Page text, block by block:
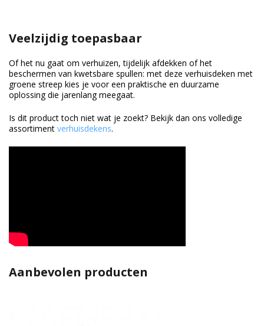
Veelzijdig toepasbaar
Of het nu gaat om verhuizen, tijdelijk afdekken of het
beschermen van kwetsbare spullen: met deze verhuisdeken met
groene streep kies je voor een praktische en duurzame
oplossing die jarenlang meegaat.
Is dit product toch niet wat je zoekt? Bekijk dan ons volledige
assortiment verhuisdekens.
Aanbevolen producten